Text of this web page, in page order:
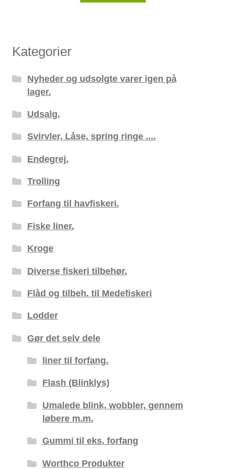
Kategorier
Nyheder og udsolgte varer igen på
lager.
Udsalg.
Svirvler, Låse, spring ringe ....
Endegrej.
Trolling
Forfang til havfiskeri.
Fiske liner.
Kroge
Diverse fiskeri tilbehør.
Flåd og tilbeh. til Medefiskeri
Lodder
Gør det selv dele
liner til forfang.
Flash (Blinklys)
Umalede blink, wobbler, gennem
løbere m.m.
Gummi til eks. forfang
Worthco Produkter